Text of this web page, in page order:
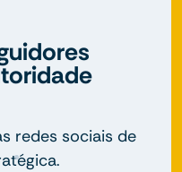
redes sociais de